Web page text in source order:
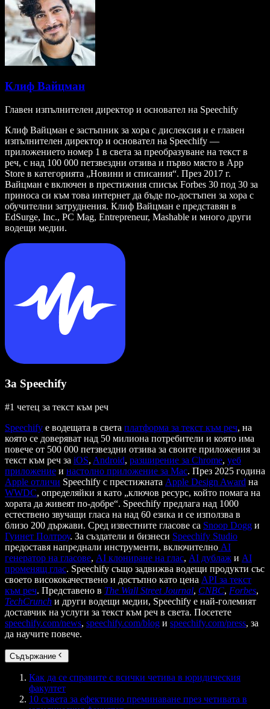
Клиф Вайцман
Главен изпълнителен директор и основател на Speechify
Клиф Вайцман е застъпник за хора с дислексия и е главен
изпълнителен директор и основател на Speechify —
приложението номер 1 в света за преобразуване на текст в
реч, с над 100 000 петзвездни отзива и първо място в App
Store в категорията „Новини и списания“. През 2017 г.
Вайцман е включен в престижния списък Forbes 30 под 30 за
приноса си към това интернет да бъде по-достъпен за хора с
обучителни затруднения. Клиф Вайцман е представян в
EdSurge, Inc., PC Mag, Entrepreneur, Mashable и много други
водещи медии.
За Speechify
#1 четец за текст към реч
Speechify е водещата в света платформа за текст към реч, на
която се доверяват над 50 милиона потребители и която има
повече от 500 000 петзвездни отзива за своите приложения за
текст към реч за iOS, Android, разширение за Chrome, уеб
приложение и настолно приложение за Mac. През 2025 година
Apple отличи Speechify с престижната Apple Design Award на
WWDC, определяйки я като „ключов ресурс, който помага на
хората да живеят по-добре“. Speechify предлага над 1000
естествено звучащи гласа на над 60 езика и се използва в
близо 200 държави. Сред известните гласове са Snoop Dogg и
Гуинет Полтроу. За създатели и бизнеси Speechify Studio
предоставя напреднали инструменти, включително AI
генератор на гласове, AI клониране на глас, AI дублаж и AI
променящ глас. Speechify също задвижва водещи продукти със
своето висококачествено и достъпно като цена API за текст
към реч. Представено в The Wall Street Journal, CNBC, Forbes,
TechCrunch и други водещи медии, Speechify е най-големият
доставчик на услуги за текст към реч в света. Посетете
speechify.com/news, speechify.com/blog и speechify.com/press, за
да научите повече.
Съдържание
Как да се справите с всички четива в юридическия
факултет
10 съвета за ефективно преминаване през четивата в